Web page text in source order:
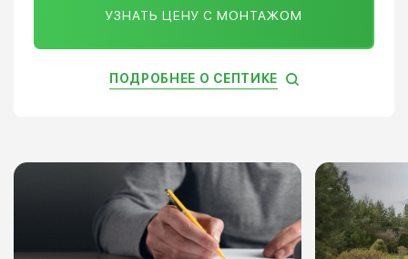
УЗНАТЬ ЦЕНУ С МОНТАЖОМ
ПОДРОБНЕЕ О СЕПТИКЕ